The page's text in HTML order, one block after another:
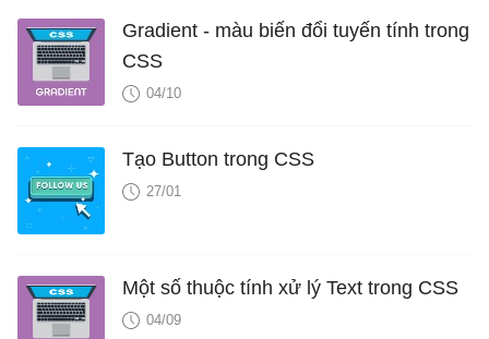
Gradient - màu biến đổi tuyến tính trong
CSS
04/10
Tạo Button trong CSS
27/01
Một số thuộc tính xử lý Text trong CSS
04/09